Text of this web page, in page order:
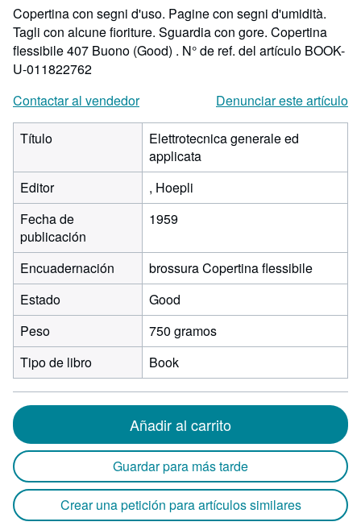
estrellas
Copertina con segni d'uso. Pagine con segni d'umidità.
Tagli con alcune fioriture. Sguardia con gore. Copertina
flessibile 407 Buono (Good) . N° de ref. del artículo BOOK-
U-011822762
Contactar al vendedor
Denunciar este artículo
Título
Elettrotecnica generale ed
applicata
Editor
, Hoepli
Fecha de
publicación
1959
Encuadernación
brossura Copertina flessibile
Estado
Good
Peso
750 gramos
Tipo de libro
Book
Añadir al carrito
Guardar para más tarde
Crear una petición para artículos similares